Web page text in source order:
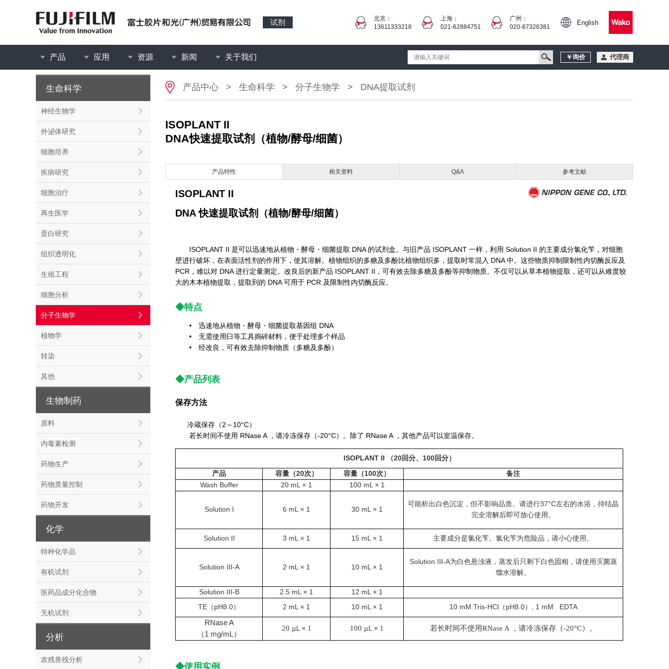
试剂
北京：
13611333218
上海：
021-62884751
广州：
020-87326381
English
产品 应用 资源 新闻 关于我们 ￥询价 代理商
生命科学
神经生物学
外泌体研究
细胞培养
疾病研究
细胞治疗
再生医学
蛋白研究
组织透明化
生殖工程
细胞分析
分子生物学
植物学
转染
其他
生物制药
原料
内毒素检测
药物生产
药物质量控制
药物开发
化学
特种化学品
有机试剂
医药品成分化合物
无机试剂
分析
农残兽残分析
产品中心 > 生命科学 > 分子生物学 > DNA提取试剂
ISOPLANT II
DNA快速提取试剂（植物/酵母/细菌）
产品特性 相关资料 Q&A 参考文献
ISOPLANT II
DNA 快速提取试剂（植物/酵母/细菌）
ISOPLANT II 是可以迅速地从植物・酵母・细菌提取 DNA 的试剂盒。与旧产品 ISOPLANT 一样，利用 Solution II 的主要成分氯化苄，对细胞
壁进行破坏，在表面活性剂的作用下，使其溶解。植物组织的多糖及多酚比植物组织多，提取时常混入 DNA 中。这些物质抑制限制性内切酶反应及
PCR，难以对 DNA 进行定量测定。改良后的新产品 ISOPLANT II，可有效去除多糖及多酚等抑制物质。不仅可以从草本植物提取，还可以从难度较
大的木本植物提取，提取到的 DNA 可用于 PCR 及限制性内切酶反应。
◆特点
• 迅速地从植物・酵母・细菌提取基因组 DNA
• 无需使用臼等工具捣碎材料，便于处理多个样品
• 经改良，可有效去除抑制物质（多糖及多酚）
◆产品列表
保存方法
冷蔵保存（2～10°C）
若长时间不使用 RNase A ，请冷冻保存（-20°C）。除了 RNase A ，其他产品可以室温保存。
ISOPLANT II （20回分、100回分）
产品
容量（20次） 容量（100次）
备注
Wash Buffer
20 mL × 1 100 mL × 1
Solution I 6 mL × 1 30 mL × 1
可能析出白色沉淀，但不影响品质。请进行37°C左右的水浴，待结晶
完全溶解后即可放心使用。
Solution II 3 mL × 1 15 mL × 1 主要成分是氯化苄。氯化苄为危险品，请小心使用。
Solution III-A 2 mL × 1 10 mL × 1
Solution III-A为白色悬浊液，蒸发后只剩下白色固相，请使用灭菌蒸
馏水溶解。
Solution III-B 2.5 mL × 1 12 mL × 1
TE（pH8.0）
2 mL × 1 10 mL × 1 10 mM Tris-HCl（pH8.0）, 1 mM EDTA
RNase A
（1 mg/mL）
20 µL × 1 100 µL × 1 若长时间不使用RNase A ，请冷冻保存（-20°C）。
◆使用实例